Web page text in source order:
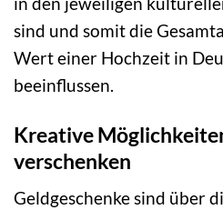
sind und somit die
Wert einer Hochzeit in
beeinflussen.
Kreative
verschenken
Geldgeschenke sind über